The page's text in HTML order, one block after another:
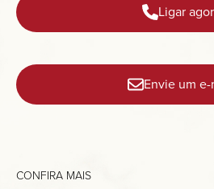
Ligar
Envie um
CONFIRA MAIS